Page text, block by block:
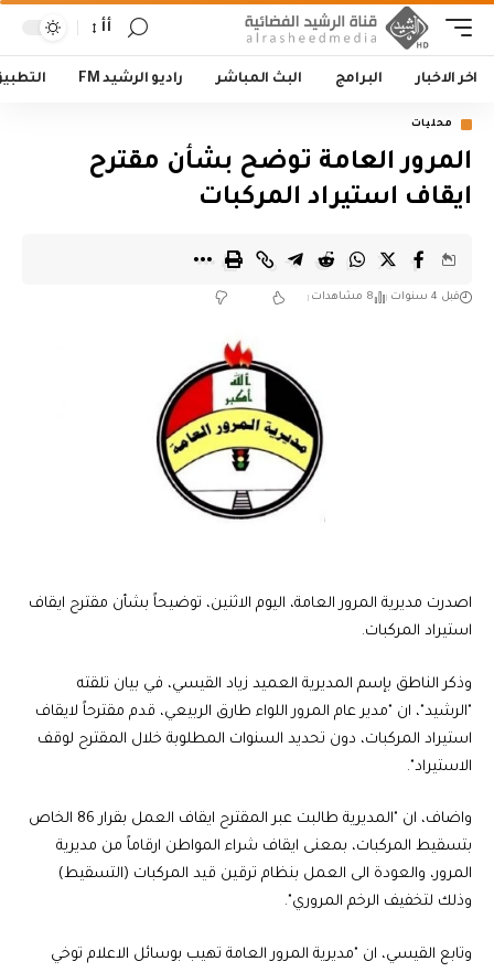
أأ
اخر الاخبار البرامج البث المباشر راديو الرشيد FM
محليات
المرور العامة توضح بشأن مقترح
ايقاف استيراد المركبات
قبل 4 سنوات 8 مشاهدات
اصدرت مديرية المرور العامة، اليوم الاثنين، توضيحاً بشأن مقترح ايقاف
استيراد المركبات.
وذكر الناطق بإسم المديرية العميد زياد القيسي، في بيان تلقته
"الرشيد"، ان "مدير عام المرور اللواء طارق الربيعي، قدم مقترحاً لايقاف
استيراد المركبات، دون تحديد السنوات المطلوبة خلال المقترح لوقف
الاستيراد".
واضاف، ان "المديرية طالبت عبر المقترح ايقاف العمل بقرار 86 الخاص
بتسقيط المركبات، بمعنى ايقاف شراء المواطن ارقاماً من مديرية
المرور، والعودة الى العمل بنظام ترقين قيد المركبات (التسقيط)
وذلك لتخفيف الرخم المروري".
وتابع القيسي، ان "مديرية المرور العامة تهيب بوسائل الاعلام توخي